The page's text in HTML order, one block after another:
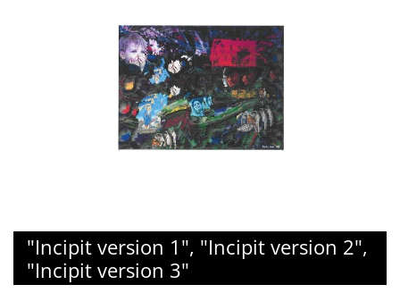
"Incipit version 1", "Incipit version 2",
"Incipit version 3"